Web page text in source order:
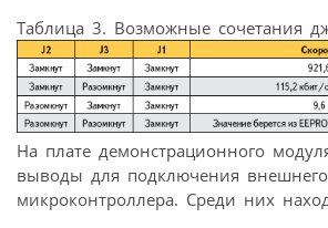
Таблица 3. Возможные сочетания
На плате демонстрационного
выводы для подключения внешнего
микроконтроллера. Среди них